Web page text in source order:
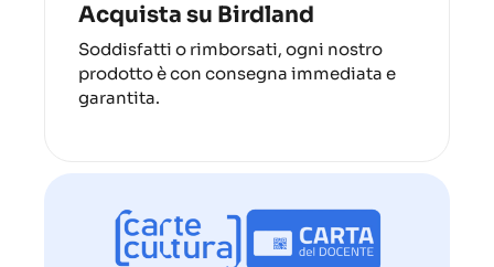
Acquista su Birdland
Soddisfatti o rimborsati, ogni nostro
prodotto è con consegna immediata e
garantita.